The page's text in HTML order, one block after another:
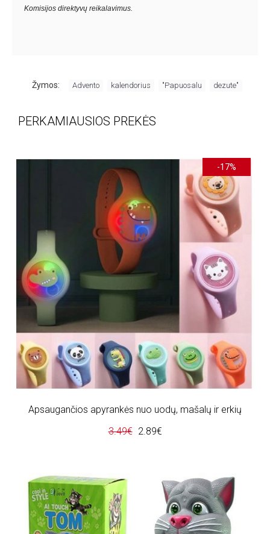
Komisijos direktyvų reikalavimus.
Žymos: Advento kalendorius "Papuosalu dezute"
PERKAMIAUSIOS PREKĖS
-17%
Apsaugančios apyrankės nuo uodų, mašalų ir erkių
3.49€ 2.89€